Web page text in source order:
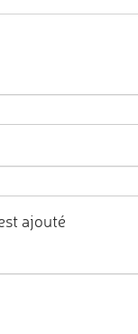
ajouté